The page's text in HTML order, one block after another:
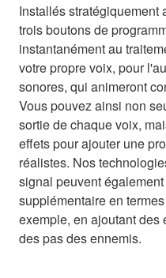
Installés stratégiquement
trois boutons de
instantanément au
votre propre voix, pour
sonores, qui animeront
Vous pouvez ainsi non
sortie de chaque voix,
effets pour ajouter une
réalistes. Nos
signal peuvent
supplémentaire en
exemple, en ajoutant des
des pas des ennemis.